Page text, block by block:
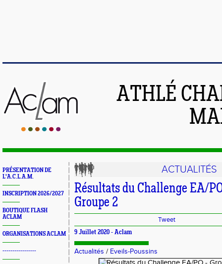
ATHLÉ
PRÉSENTATION DE
L'A.C.L.A.M.
INSCRIPTION 2026/2027
BOUTIQUE FLASH
ACLAM
ORGANISATIONS ACLAM
-----------------
ACTUALITÉS
Résultats du Challenge EA/
Groupe 2
Tweet
9 Juillet 2020 - Aclam
Actualités / Eveils-Poussins